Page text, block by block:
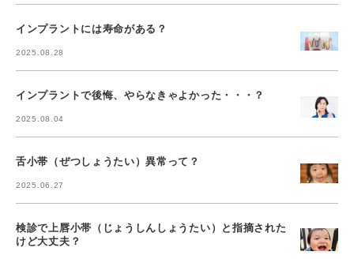
インプラントには寿命がある？
2025.08.28
インプラントで後悔、やらなきゃよかった・・・？
2025.08.04
舌小帯（ぜつしょうたい）異常って？
2025.06.27
検診で上唇小帯（じょうしんしょうたい）と指摘された
けど大丈夫？